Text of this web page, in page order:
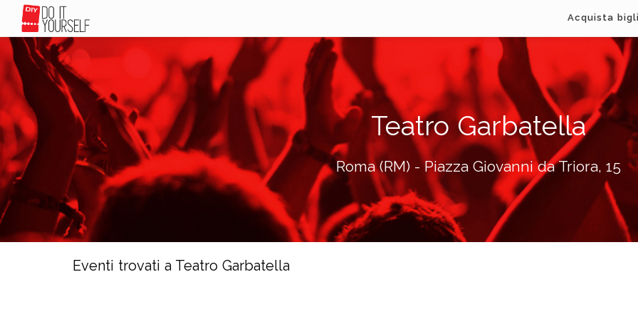
Acquista
Teatro Garbatella
Roma (RM) - Piazza Giovanni da Triora, 15
Eventi trovati a Teatro Garbatella